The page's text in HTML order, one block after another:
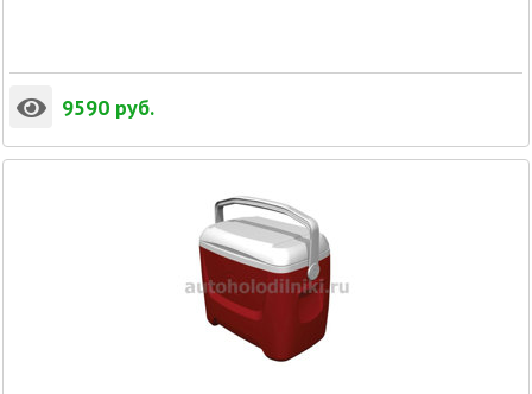
9590 руб.